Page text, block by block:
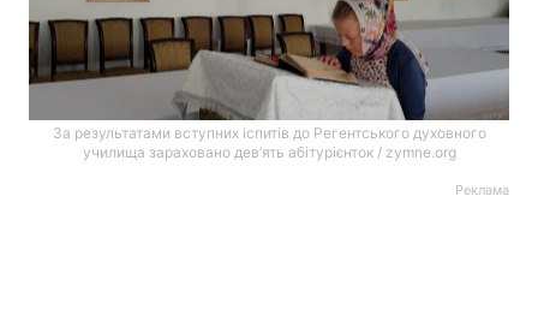
За результатами вступних іспитів до Регентського духовного
училища зараховано дев’ять абітурієнток / zymne.org
Реклама